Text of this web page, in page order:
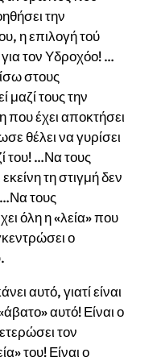
την
η επιλογή τού
τον Υδροχόο! …
στους
μαζί τους την
έχει αποκτήσει
θέλει να γυρίσει
του! …Να τους
τη στιγμή δεν
…Να τους
όλη η «λεία» που
ο
αυτό, γιατί είναι
αυτό! Είναι ο
τον
του! Είναι ο